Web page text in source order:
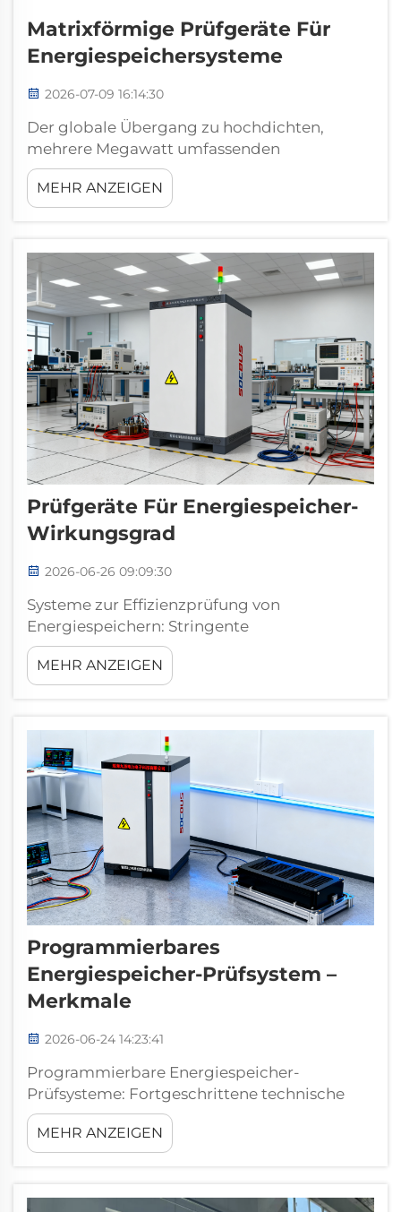
Matrixförmige Prüfgeräte Für
Energiespeichersysteme
2026-07-09 16:14:30
Der globale Übergang zu hochdichten,
mehrere Megawatt umfassenden
Energiespeichernetzen erfordert massive
Fortschritte bei den
Laborvalidierungsinfrastrukturen. Während
mehrere Tausend Volt anwachsen und
komplexe Parallelkonfigurationen
aufweisen...
MEHR ANZEIGEN
Prüfgeräte Für Energiespeicher-
Wirkungsgrad
2026-06-26 09:09:30
Systeme zur Effizienzprüfung von
Energiespeichern: Stringente
Leistungsbewertung für Großspeicher –
Übersicht über die systemübergreifende
Effizienzvalidierung. Systeme zur
für eine umfassende Leistungsbewertung
und hohe...
MEHR ANZEIGEN
Programmierbares
Energiespeicher-Prüfsystem –
Merkmale
2026-06-24 14:23:41
Programmierbare Energiespeicher-
Prüfsysteme: Fortgeschrittene technische
Merkmale für die Systemvalidierung. Die
rasche Expansion der erneuerbaren
Energieerzeugung im Versorgungsmaßstab
haben die Validierung elektrischer Anlagen
MEHR ANZEIGEN